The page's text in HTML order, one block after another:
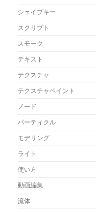
シェイプキー
スクリプト
スモーク
テキスト
テクスチャ
テクスチャペイント
ノード
パーティクル
モデリング
ライト
使い方
動画編集
流体